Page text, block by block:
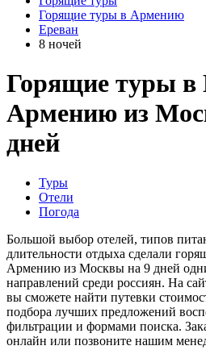
Горящие туры в Армению
Ереван
8 ночей
Горящие туры в
Армению из
дней
Туры
Отели
Погода
Большой выбор отелей, типов
длительности отдыха сделали
Армению из Москвы на 9 дней
направлений среди россиян. На
вы сможете найти путевки
подбора лучших предложений
фильтрации и формами поиска.
онлайн или позвоните нашим